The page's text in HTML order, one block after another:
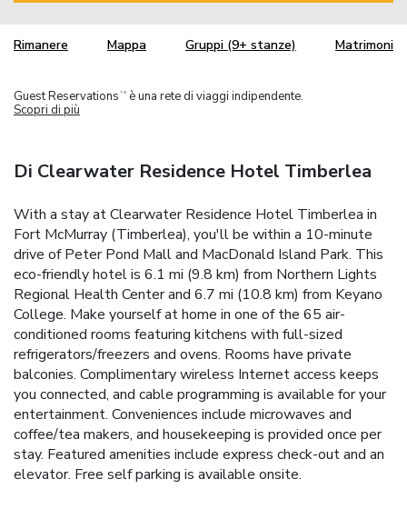
Rimanere Mappa Gruppi (9+ stanze) Matrimoni
Guest Reservations TM
è una rete di viaggi indipendente.
Scopri di più
Di Clearwater Residence Hotel Timberlea
With a stay at Clearwater Residence Hotel Timberlea in
Fort McMurray (Timberlea), you'll be within a 10-minute
drive of Peter Pond Mall and MacDonald Island Park. This
eco-friendly hotel is 6.1 mi (9.8 km) from Northern Lights
Regional Health Center and 6.7 mi (10.8 km) from Keyano
College. Make yourself at home in one of the 65 air-
conditioned rooms featuring kitchens with full-sized
refrigerators/freezers and ovens. Rooms have private
balconies. Complimentary wireless Internet access keeps
you connected, and cable programming is available for your
entertainment. Conveniences include microwaves and
coffee/tea makers, and housekeeping is provided once per
stay. Featured amenities include express check-out and an
elevator. Free self parking is available onsite.